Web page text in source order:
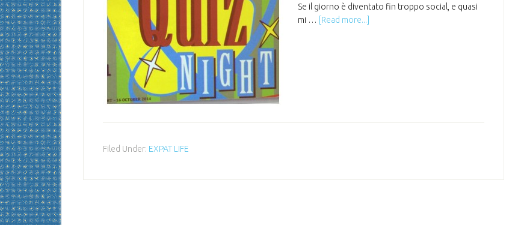
Se il giorno è diventato fin troppo social, e quasi
mi …
[Read more...]
Filed Under: EXPAT LIFE